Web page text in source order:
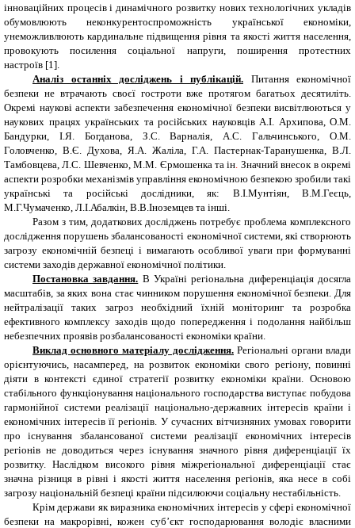
інноваційних процесів і динамічного розвитку нових технологічних укладів
обумовлюють неконкурентоспроможність української економіки,
унеможливлюють кардинальне підвищення рівня та якості життя населення,
провокують посилення соціальної напруги, поширення протестних
настроїв [1].
Аналіз останніх досліджень і публікацій.
Питання економічної
безпеки не втрачають своєї гостроти вже протягом багатьох десятиліть.
Окремі наукові аспекти забезпечення економічної безпеки висвітлюються у
наукових працях українських та російських науковців А.І. Архипова, О.М.
Бандурки, І.Я. Богданова, З.С. Варналія, А.С. Гальчинського, О.М.
Головченко, В.Є. Духова, Я.А. Жаліла, Г.А. Пастернак-Таранушенка, В.Л.
Тамбовцева, Л.С. Шевченко, М.М. Єрмошенка та ін Значний внесок в окремі
аспекти розробки механізмів управління економічною безпекою зробили такі
українські та російські дослідники, як: В.І.Мунтіян, В.М.Геєць,
М.Г.Чумаченко, Л.І.Абалкін, В.В.Іноземцев та інші.
Разом з тим, додаткових досліджень потребує проблема комплексного
дослідження порушень збалансованості економічної системи, які створюють
загрозу економічній безпеці і вимагають особливої уваги при формуванні
системи заходів державної економічної політики.
Постановка завдання. В Україні регіональна диференціація досягла
масштабів, за яких вона стає чинником порушення економічної безпеки. Для
нейтралізації таких загроз необхідний їхній моніторинг та розробка
ефективного комплексу заходів щодо попередження і подолання найбільш
небезпечних проявів розбалансованості економіки країни.
Виклад основного матеріалу дослідження. Регіональні органи влади
орієнтуючись, насамперед, на розвиток економіки свого регіону, повинні
діяти в контексті єдиної стратегії розвитку економіки країни. Основою
стабільного функціонування національного господарства виступає побудова
гармонійної системи реалізації національно-державних інтересів країни і
економічних інтересів її регіонів. У сучасних вітчизняних умовах говорити
про існування збалансованої системи реалізації економічних інтересів
регіонів не доводиться через існування значного рівня диференціації їх
розвитку. Наслідком високого рівня міжрегіональної диференціації стає
значна різниця в рівні і якості життя населення регіонів, яка несе в собі
загрозу національній безпеці країни підсилюючи соціальну нестабільність.
Крім держави як виразника економічних інтересів у сфері економічної
безпеки на макрорівні, кожен суб’єкт господарювання володіє власними